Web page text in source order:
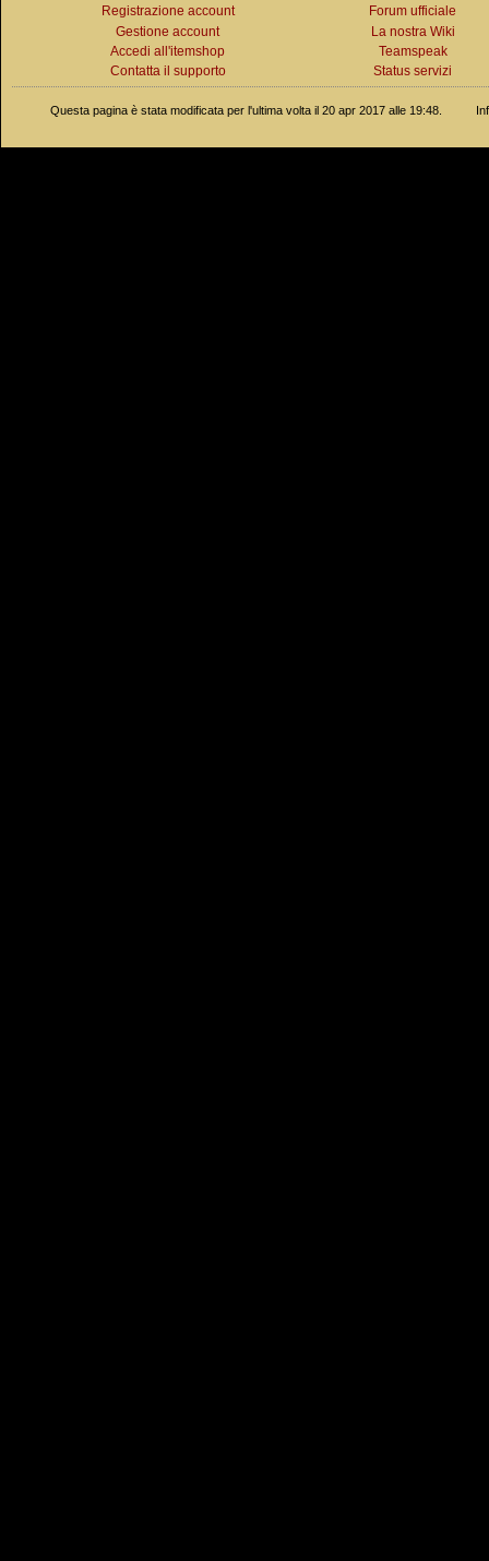
Registrazione account
Gestione account
Accedi all'itemshop
Contatta il supporto
Forum ufficiale
La nostra Wiki
Teamspeak
Status servizi
Questa pagina è stata modificata per l'ultima volta il 20 apr 2017 alle 19:48.